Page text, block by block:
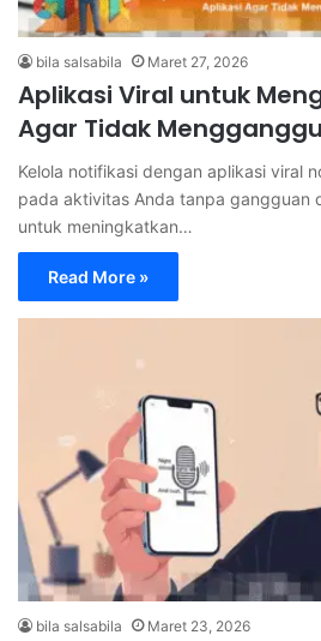
bila salsabila Maret 27, 2026
Aplikasi Viral untuk
Agar Tidak
Kelola notifikasi dengan aplikasi viral
pada aktivitas Anda tanpa gangguan
untuk meningkatkan…
Read More »
bila salsabila Maret 23, 2026